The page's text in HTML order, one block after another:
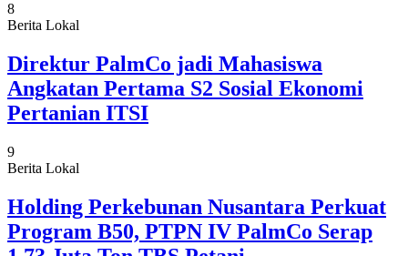
8
Berita Lokal
Direktur PalmCo jadi Mahasiswa
Angkatan Pertama S2 Sosial Ekonomi
Pertanian ITSI
9
Berita Lokal
Holding Perkebunan Nusantara Perkuat
Program B50, PTPN IV PalmCo Serap